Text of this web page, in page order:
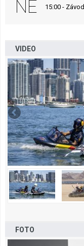
NE 15:00 - Závod
VIDEO
FOTO